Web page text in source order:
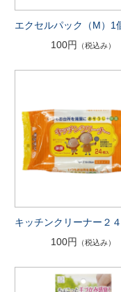
エクセルパック（M）1
100円
（税込み）
キッチンクリーナー２
100円
（税込み）